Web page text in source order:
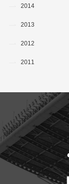
2014
2013
2012
2011